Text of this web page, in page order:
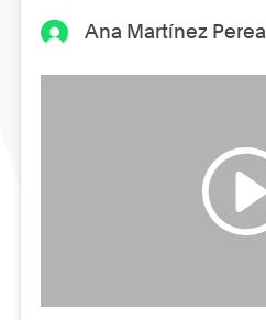
Ana Martínez Perea